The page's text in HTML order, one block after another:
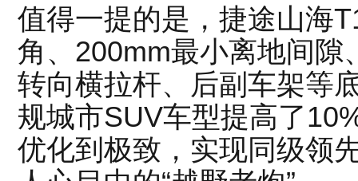
值得一提的是，捷途山海
角、200mm最小离地间隙
转向横拉杆、后副车架等
规城市SUV车型提高了
优化到极致，实现同级领